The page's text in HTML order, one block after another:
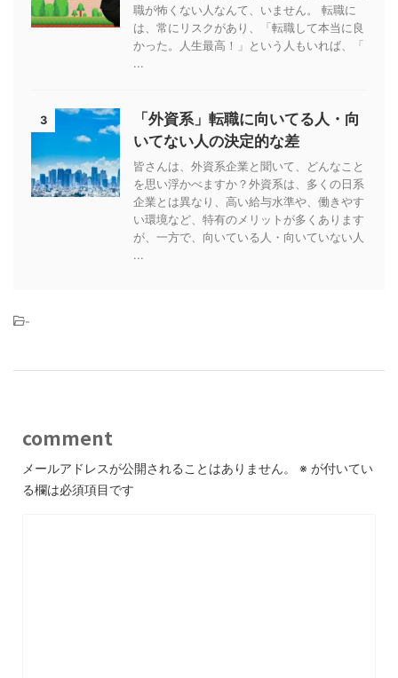
職が怖くない人なんて、いません。 転職に
は、常にリスクがあり、「転職して本当に良
かった。人生最高！」という人もいれば、「
...
3
「外資系」転職に向いてる人・向
いてない人の決定的な差
皆さんは、外資系企業と聞いて、どんなこと
を思い浮かべますか？外資系は、多くの日系
企業とは異なり、高い給与水準や、働きやす
い環境など、特有のメリットが多くあります
が、一方で、向いている人・向いていない人
...
-
comment
メールアドレスが公開されることはありません。 ※ が付いてい
る欄は必須項目です